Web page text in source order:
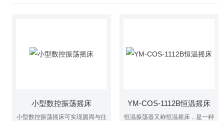
小型数控振荡摇床
小型数控振荡摇床可实现圆周与往
YM-COS-1112B恒温摇床
恒温振荡器又称恒温摇床，是一种